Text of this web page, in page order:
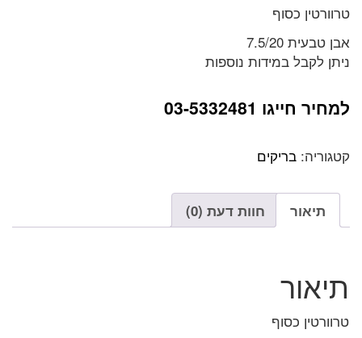
טרוורטין כסוף
אבן טבעית 7.5/20
ניתן לקבל במידות נוספות
למחיר חייגו 03-5332481
קטגוריה: בריקים
תיאור חוות דעת (0)
תיאור
טרוורטין כסוף